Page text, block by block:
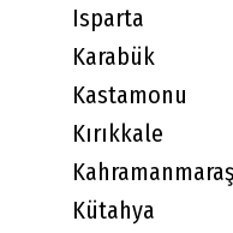
Isparta
Karabük
Kastamonu
Kırıkkale
Kütahya